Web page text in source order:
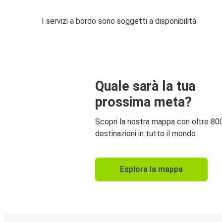
I servizi a bordo sono soggetti a disponibilità
Quale sarà la tua
prossima meta?
Scopri la nostra mappa con oltre
destinazioni in tutto il mondo.
Esplora la mappa